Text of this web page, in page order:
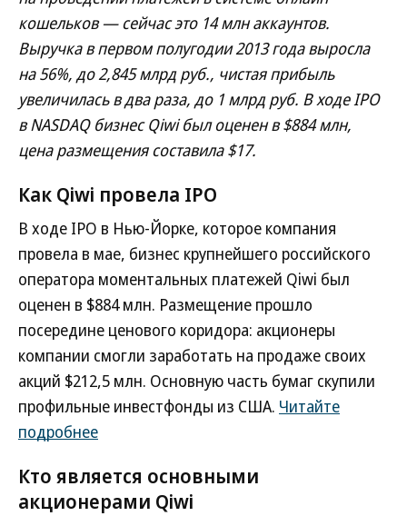
кошельков — сейчас это 14 млн аккаунтов.
Выручка в первом полугодии 2013 года выросла
на 56%, до 2,845 млрд руб., чистая прибыль
увеличилась в два раза, до 1 млрд руб. В ходе IPO
в NASDAQ бизнес Qiwi был оценен в $884 млн,
цена размещения составила $17.
Как Qiwi провела IPO
В ходе IPO в Нью-Йорке, которое компания
провела в мае, бизнес крупнейшего российского
оператора моментальных платежей Qiwi был
оценен в $884 млн. Размещение прошло
посередине ценового коридора: акционеры
компании смогли заработать на продаже своих
акций $212,5 млн. Основную часть бумаг скупили
профильные инвестфонды из США. Читайте
подробнее
Кто является основными
акционерами Qiwi